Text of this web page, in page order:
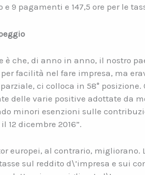
e 9 pagamenti e 147,5 ore per le
è che, di anno in anno, il nostro
per facilità nel fare impresa, ma
ci colloca in 58°
delle varie positive adottate da
minori esenzioni sulle
12 dicembre 2016”.
europei, al contrario,
sul reddito d\’impresa e sui